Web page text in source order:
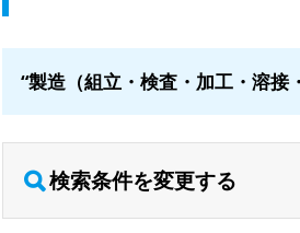
“製造（組立・検査・加工・溶
検索条件を変更する